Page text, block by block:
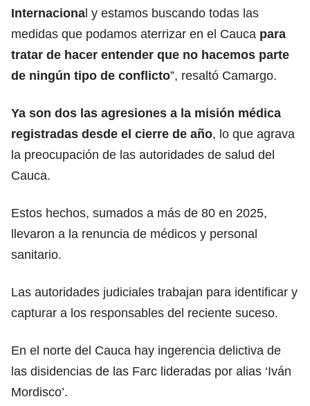
Internacional y estamos buscando todas las
medidas que podamos aterrizar en el Cauca para
tratar de hacer entender que no hacemos parte
de ningún tipo de conflicto”, resaltó Camargo.
Ya son dos las agresiones a la misión médica
registradas desde el cierre de año, lo que agrava
la preocupación de las autoridades de salud del
Cauca.
Estos hechos, sumados a más de 80 en 2025,
llevaron a la renuncia de médicos y personal
sanitario.
Las autoridades judiciales trabajan para identificar y
capturar a los responsables del reciente suceso.
En el norte del Cauca hay ingerencia delictiva de
las disidencias de las Farc lideradas por alias ‘Iván
Mordisco’.